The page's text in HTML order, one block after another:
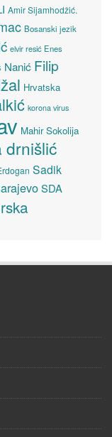
Amir Sijamhodžić.
Bosanski jezik
elvir resić Enes
Nanić Filip
Hrvatska
korona virus
Mahir Sokolija
drnišlić
Sadik
SDA